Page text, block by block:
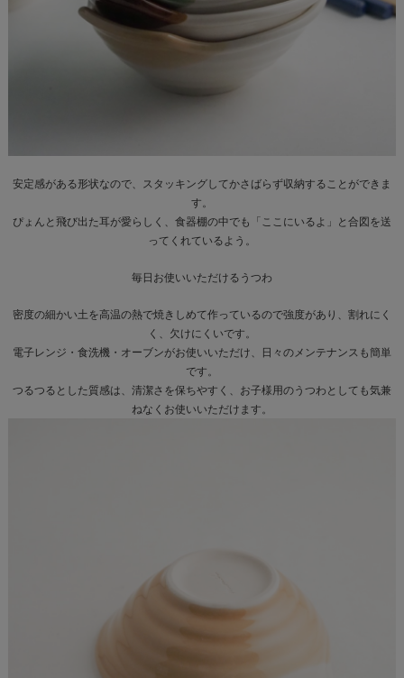
安定感がある形状なので、スタッキングしてかさばらず収納することができま
す。
ぴょんと飛び出た耳が愛らしく、食器棚の中でも「ここにいるよ」と合図を送
ってくれているよう。
毎日お使いいただけるうつわ
密度の細かい土を高温の熱で焼きしめて作っているので強度があり、割れにく
く、欠けにくいです。
電子レンジ・食洗機・オーブンがお使いいただけ、日々のメンテナンスも簡単
です。
つるつるとした質感は、清潔さを保ちやすく、お子様用のうつわとしても気兼
ねなくお使いいただけます。